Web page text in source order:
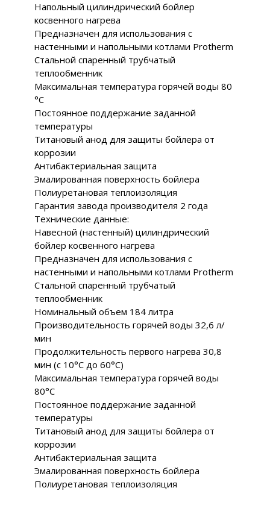
Напольный цилиндрический бойлер
косвенного нагрева
Предназначен для использования с
настенными и напольными котлами Protherm
Стальной спаренный трубчатый
теплообменник
Максимальная температура горячей воды 80
°С
Постоянное поддержание заданной
температуры
Титановый анод для защиты бойлера от
коррозии
Антибактериальная защита
Эмалированная поверхность бойлера
Полиуретановая теплоизоляция
Гарантия завода производителя 2 года
Технические данные:
Навесной (настенный) цилиндрический
бойлер косвенного нагрева
Предназначен для использования с
настенными и напольными котлами Protherm
Стальной спаренный трубчатый
теплообменник
Номинальный объем 184 литра
Производительность горячей воды 32,6 л/
мин
Продолжительность первого нагрева 30,8
мин (с 10°С до 60°С)
Максимальная температура горячей воды
80°С
Постоянное поддержание заданной
температуры
Титановый анод для защиты бойлера от
коррозии
Антибактериальная защита
Эмалированная поверхность бойлера
Полиуретановая теплоизоляция